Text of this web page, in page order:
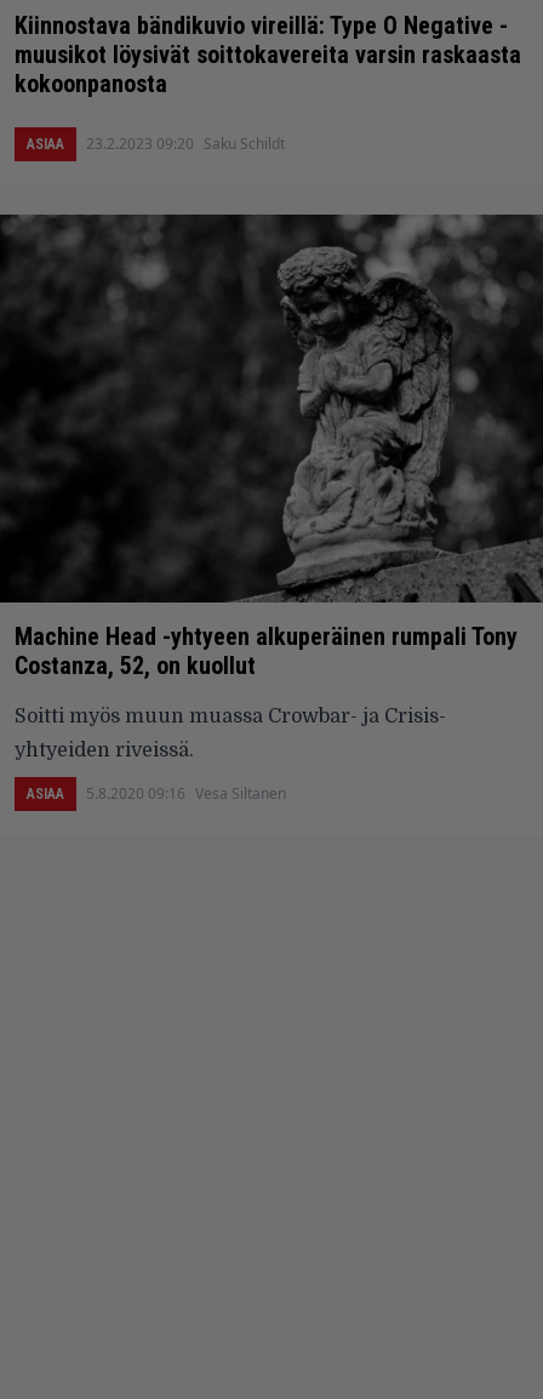
Kiinnostava bändikuvio vireillä: Type O Negative -
muusikot löysivät soittokavereita varsin raskaasta
kokoonpanosta
ASIAA 23.2.2023 09:20 Saku Schildt
Machine Head -yhtyeen alkuperäinen rumpali Tony
Costanza, 52, on kuollut
Soitti myös muun muassa Crowbar- ja Crisis-
yhtyeiden riveissä.
ASIAA 5.8.2020 09:16 Vesa Siltanen